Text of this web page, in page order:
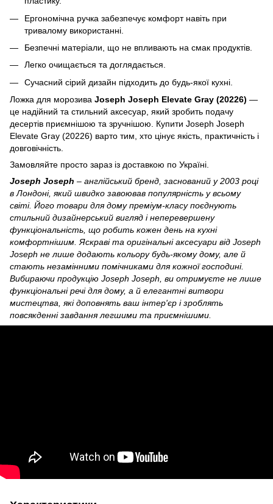
Ергономічна ручка забезпечує комфорт навіть при
тривалому використанні.
Безпечні матеріали, що не впливають на смак продуктів.
Легко очищається та доглядається.
Сучасний сірий дизайн підходить до будь-якої кухні.
Ложка для морозива Joseph Joseph Elevate Gray (20226) —
це надійний та стильний аксесуар, який зробить подачу
десертів приємнішою та зручнішою. Купити Joseph Joseph
Elevate Gray (20226) варто тим, хто цінує якість, практичність і
довговічність.
Замовляйте просто зараз із доставкою по Україні.
Joseph Joseph – англійський бренд, заснований у 2003 році
в Лондоні, який швидко завоював популярність у всьому
світі. Його товари для дому преміум-класу поєднують
стильний дизайнерський вигляд і неперевершену
функціональність, що робить кожен день на кухні
комфортнішим. Яскраві та оригінальні аксесуари від Joseph
Joseph не лише додають кольору будь-якому дому, але й
стають незамінними помічниками для кожної господині.
Вибираючи продукцію Joseph Joseph, ви отримуєте не лише
функціональні речі для дому, а й елегантні витвори
мистецтва, які доповнять ваш інтер'єр і зроблять
повсякденні завдання легшими та приємнішими.